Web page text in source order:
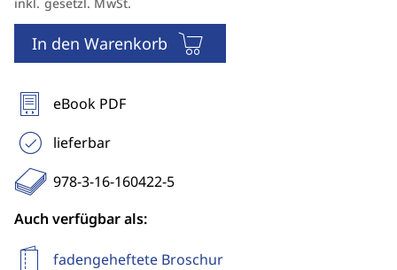
In den Warenkorb
eBook PDF
lieferbar
978-3-16-160422-5
Auch verfügbar als:
fadengeheftete Broschur